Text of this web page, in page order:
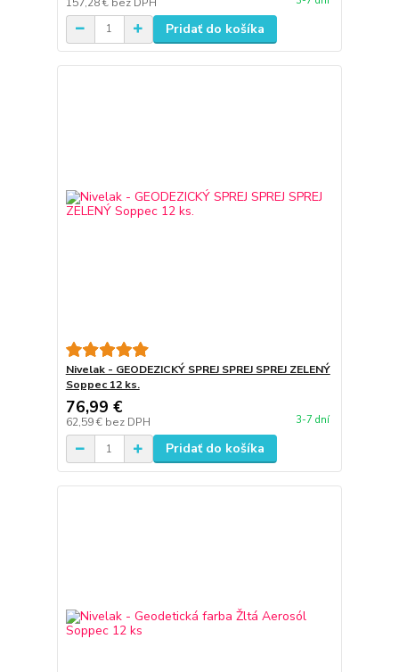
Pridať do košíka
Nivelak - GEODEZICKÝ SPREJ SPREJ SPREJ ZELENÝ
Soppec 12 ks.
76,99 €
62,59 € bez DPH 3-7 dní
Pridať do košíka